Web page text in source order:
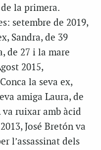
la primera.
setembre de 2019,
Sandra, de 39
de 27 i la mare
2015,
la seva ex,
amiga Laura, de
va ruixar amb àcid
José Bretón va
l’assassinat dels